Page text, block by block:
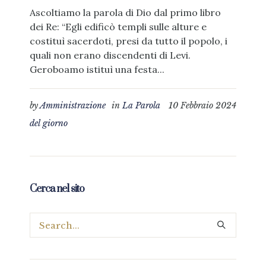
Ascoltiamo la parola di Dio dal primo libro
dei Re: “Egli edificò templi sulle alture e
costituì sacerdoti, presi da tutto il popolo, i
quali non erano discendenti di Levi.
Geroboamo istituì una festa...
10 Febbraio 2024
byAmministrazione inLa Parola
del giorno
Cerca nel sito